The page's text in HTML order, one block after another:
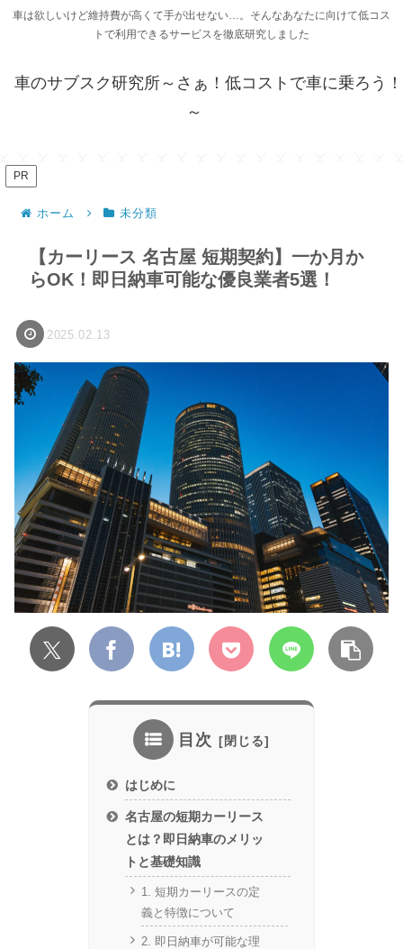
車は欲しいけど維持費が高くて手が出せない…。そんなあなたに向けて低コス
トで利用できるサービスを徹底研究しました
車のサブスク研究所～さぁ！低コストで車に乗ろう！
～
PR
ホーム 未分類
【カーリース 名古屋 短期契約】一か月か
らOK！即日納車可能な優良業者5選！
2025.02.13
目次
はじめに
名古屋の短期カーリース
とは？即日納車のメリッ
トと基礎知識
1. 短期カーリースの定
義と特徴について
2. 即日納車が可能な理